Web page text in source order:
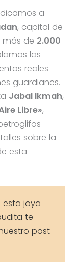
a
, capital de
más de 2.000
las
reales
guardianes.
Jabal Ikmah,
Libre»,
sobre la
esta
esta joya
te
post